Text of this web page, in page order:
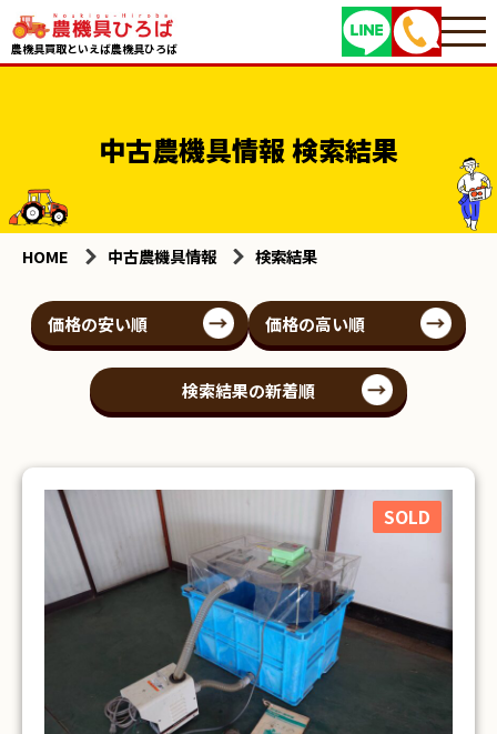
農機具買取といえば農機具ひろば
中古農機具情報 検索結果
HOME 中古農機具情報 検索結果
価格の安い順 価格の高い順
検索結果の新着順
SOLD